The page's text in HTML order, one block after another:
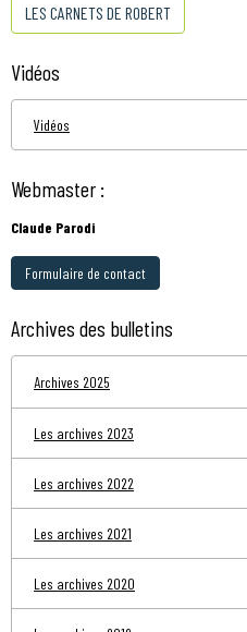
LES CARNETS DE ROBERT
Vidéos
Vidéos
Webmaster :
Claude Parodi
Formulaire de contact
Archives des bulletins
Archives 2025
Les archives 2023
Les archives 2022
Les archives 2021
Les archives 2020